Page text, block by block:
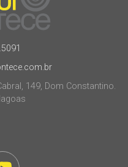
149, Dom Constantino.